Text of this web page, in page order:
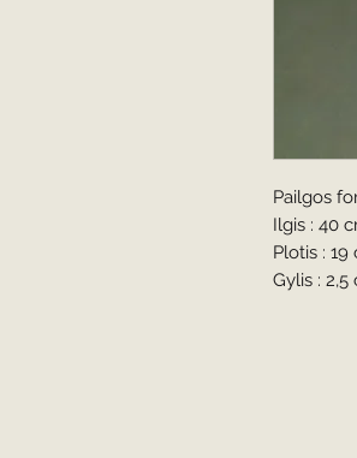
Pailgos
Ilgis : 40
Plotis : 19
Gylis : 2,5